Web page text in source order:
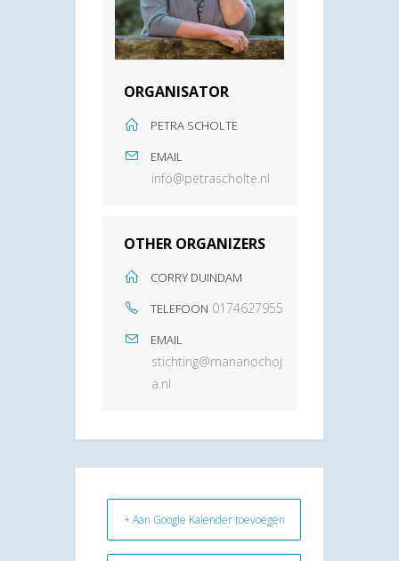
ORGANISATOR
PETRA SCHOLTE
EMAIL
info@petrascholte.nl
OTHER ORGANIZERS
CORRY DUINDAM
TELEFOON 0174627955
EMAIL
stichting@mananochoj
a.nl
+ Aan Google Kalender toevoegen